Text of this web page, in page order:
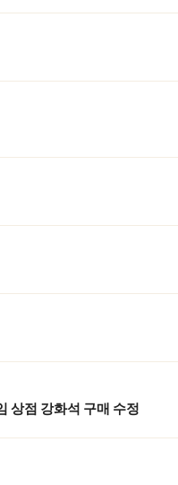
상점 강화석 구매 수정